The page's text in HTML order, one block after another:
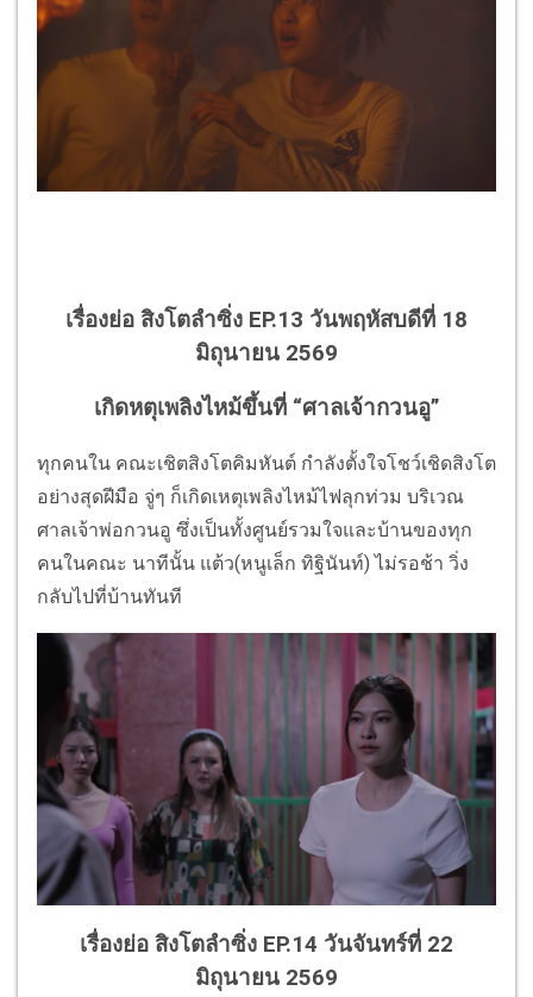
เรื่องย่อ สิงโตลำซิ่ง EP.13 วันพฤหัสบดีที่ 18
มิถุนายน 2569
เกิดหตุเพลิงไหม้ขึ้นที่ “ศาลเจ้ากวนอู”
ทุกคนใน คณะเชิตสิงโตคิมหันต์ กำลังตั้งใจโชว์เชิดสิงโต
อย่างสุดฝีมือ จู่ๆ ก็เกิดเหตุเพลิงไหม้ไฟลุกท่วม บริเวณ
ศาลเจ้าพ่อกวนอู ซึ่งเป็นทั้งศูนย์รวมใจและบ้านของทุก
คนในคณะ นาทีนั้น แต้ว(หนูเล็ก ทิฐินันท์) ไม่รอช้า วิ่ง
กลับไปที่บ้านทันที
เรื่องย่อ สิงโตลำซิ่ง EP.14 วันจันทร์ที่ 22
มิถุนายน 2569